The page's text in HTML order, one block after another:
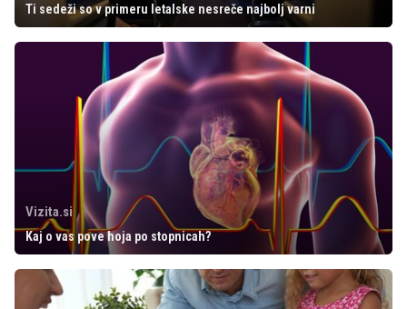
Ti sedeži so v primeru letalske nesreče najbolj varni
Vizita.si
Kaj o vas pove hoja po stopnicah?